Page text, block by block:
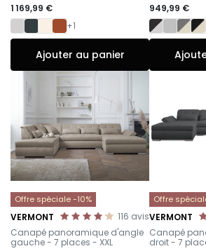
1 169,99 €
+1
Ajouter au panier
949,99 €
Offre spéciale -10%
116 avis
VERMONT
-
Canapé panoramique d'angle
gauche - 7 places - XXL
Offre
VERMONT
-
Canapé
droit - 7